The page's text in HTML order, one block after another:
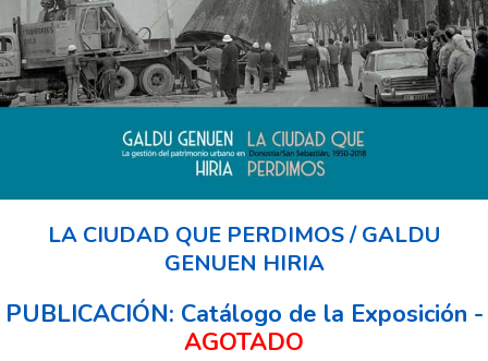
LA CIUDAD QUE PERDIMOS / GALDU
GENUEN HIRIA
PUBLICACIÓN: Catálogo de la Exposición -
AGOTADO